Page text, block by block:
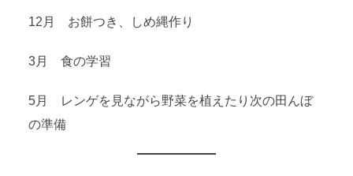
12月 お餅つき、しめ縄作り
3月 食の学習
5月 レンゲを見ながら野菜を植えたり次の田んぼ
の準備